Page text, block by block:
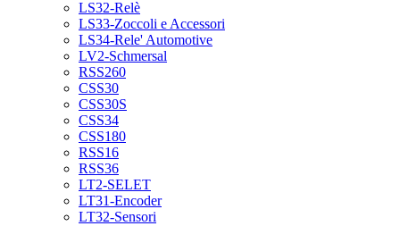
LS32-Relè
LS33-Zoccoli e Accessori
LS34-Rele' Automotive
LV2-Schmersal
RSS260
CSS30
CSS30S
CSS34
CSS180
RSS16
RSS36
LT2-SELET
LT31-Encoder
LT32-Sensori